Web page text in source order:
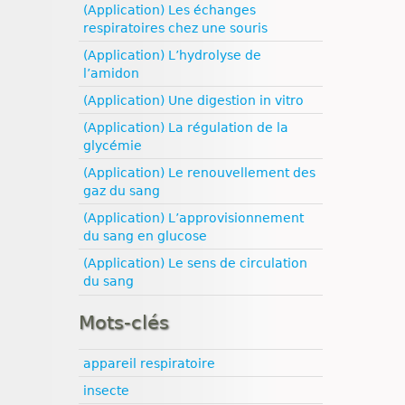
(Application) Les échanges
respiratoires chez une souris
(Application) L’hydrolyse de
l’amidon
(Application) Une digestion in vitro
(Application) La régulation de la
glycémie
(Application) Le renouvellement des
gaz du sang
(Application) L’approvisionnement
du sang en glucose
(Application) Le sens de circulation
du sang
Mots-clés
appareil respiratoire
insecte